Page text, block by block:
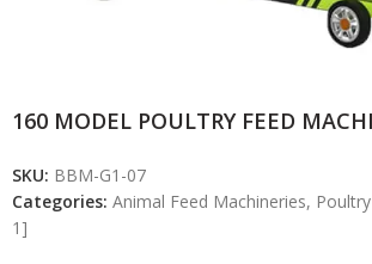
160 MODEL POULTRY FEED
SKU: BBM-G1-07
Categories: Animal Feed Machineries,
1]